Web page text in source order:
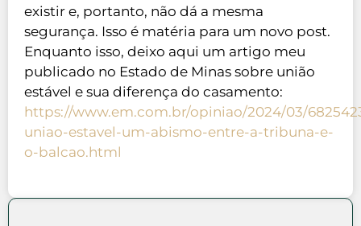
existir e, portanto, não dá a mesma
segurança. Isso é matéria para um novo post.
Enquanto isso, deixo aqui um artigo meu
publicado no Estado de Minas sobre união
estável e sua diferença do casamento:
https://www.em.com.br/opiniao/2024/03/
uniao-estavel-um-abismo-entre-a-tribuna-e-
o-balcao.html